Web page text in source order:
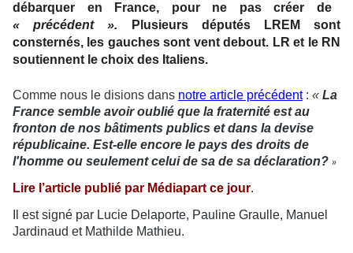
débarquer en France, pour ne pas créer de
« précédent ».
Plusieurs députés LREM sont
consternés, les gauches sont vent debout. LR et le RN
soutiennent le choix des Italiens.
Comme nous le disions dans notre article précédent: « La
France semble avoir oublié que la fraternité est au
fronton de nos bâtiments publics et dans la devise
républicaine. Est-elle encore le pays des droits de
l'homme ou seulement celui de sa de sa déclaration? »
Lire l’article publié par Médiapart ce jour.
Il est signé par Lucie Delaporte, Pauline Graulle, Manuel
Jardinaud et Mathilde Mathieu.